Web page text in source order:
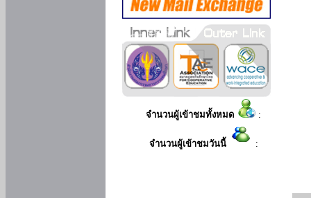
จำนวนผู้เข้าชมทั้งหมด :
จำนวนผู้เข้าชมวันนี้ :